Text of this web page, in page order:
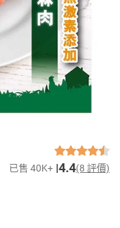
已售 40K+ 4.4(8 評價)